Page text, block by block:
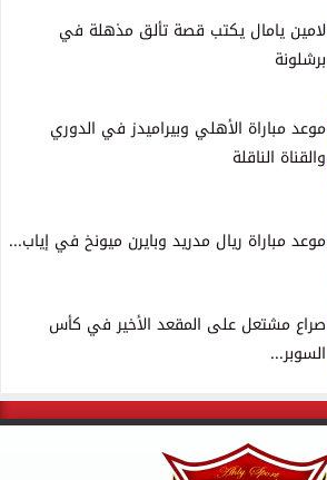
لامين يامال يكتب قصة تألق مذهلة في
برشلونة
موعد مباراة الأهلي وبيراميدز في الدوري
والقناة الناقلة
موعد مباراة ريال مدريد وبايرن ميونخ في إياب...
صراع مشتعل على المقعد الأخير في كأس
السوبر...